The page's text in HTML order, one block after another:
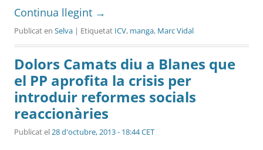
Continua llegint →
Publicat en Selva | Etiquetat ICV, manga, Marc Vidal
Dolors Camats diu a Blanes que
el PP aprofita la crisis per
introduir reformes socials
reaccionàries
Publicat el28 d'octubre, 2013 - 18:44 CET